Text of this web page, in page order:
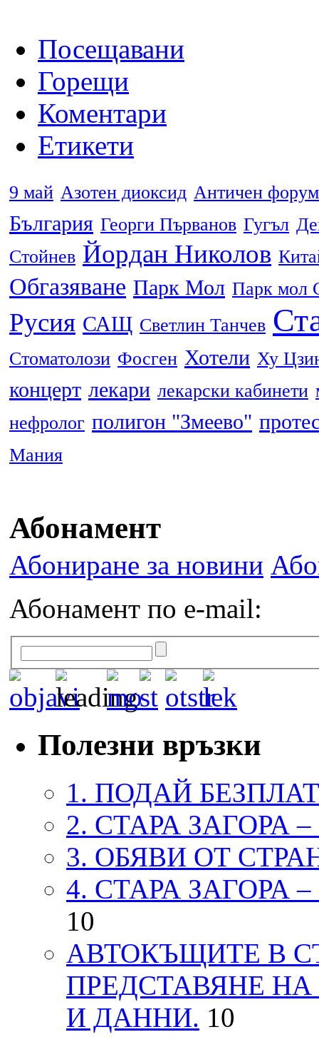
Посещавани
Горещи
Коментари
Етикети
9 май Азотен диоксид Античен форум
България Георги Първанов Гугъл
Стойнев Йордан Николов
Обгазяване Парк Мол Парк мол
Русия САЩ Светлин Танчев
Стоматолози Фосген Хотели Ху
концерт лекари лекарски кабинети
нефролог полигон "Змеево"
Мания
Абонамент
Абониране за новини
Абонамент по e-mail:
Полезни връзки
1. ПОДАЙ
2. СТАРА ЗАГОРА
3. ОБЯВИ ОТ
4. СТАРА ЗАГОРА
10
АВТОКЪЩИТЕ В
ПРЕДСТАВЯНЕ
И ДАННИ. 10